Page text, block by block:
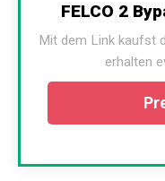
FELCO 2
Mit dem Link kaufst
erhalten